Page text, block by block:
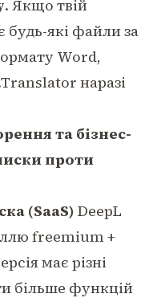
. Якщо твій
які файли за
Word,
наразі
та бізнес-
проти
(SaaS) DeepL
freemium +
має різні
більше функцій